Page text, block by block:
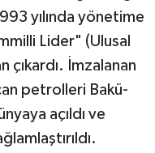
yılında yönetime
Lider" (Ulusal
çıkardı. İmzalanan
petrolleri Bakü-
açıldı ve